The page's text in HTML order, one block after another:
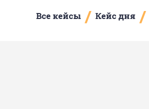
Все кейсы / Кейс дня /